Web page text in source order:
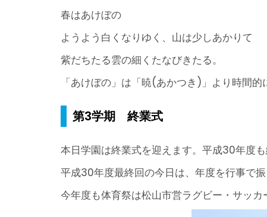
春はあけぼの
ようよう白くなりゆく、山は少しあかりて
紫だちたる雲の細くたなびきたる。
「あけぼの」は「暁(あかつき)」より時間的
第3学期 終業式
本日学園は終業式を迎えます。平成30年度
平成30年度最終回の今日は、年度を行事で振
今年度も体育祭は松山市営ラグビー・サッカ